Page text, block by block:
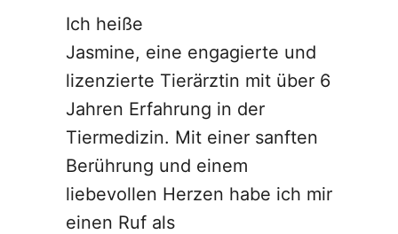
Ich heiße
Jasmine, eine engagierte und
lizenzierte Tierärztin mit über 6
Jahren Erfahrung in der
Tiermedizin. Mit einer sanften
Berührung und einem
liebevollen Herzen habe ich mir
einen Ruf als